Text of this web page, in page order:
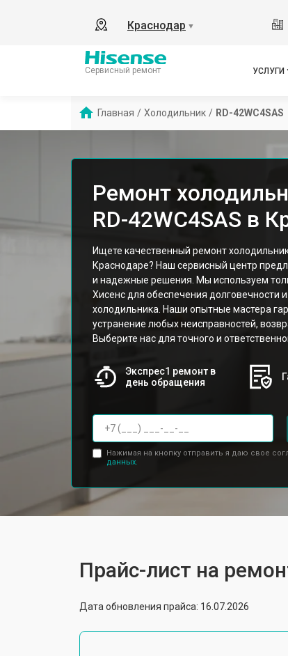
Краснодар ▼
Сервисный ремонт УСЛУГИ
Главная / Холодильник / RD-42WC4SAS
Ремонт
RD-42WC4SAS в
Ищете качественный ремонт
Краснодаре? Наш сервисный центр
и надежные решения. Мы используем
Хисенс для обеспечения долговечности
холодильника. Наши опытные мастера
устранение любых неисправностей,
Выберите нас для точного и
Экспрес1 ремонт в
день обращения
Нажимая на кнопку отправить я даю свое
данных.
Прайс-лист на
Дата обновления прайса: 16.07.2026